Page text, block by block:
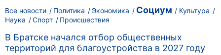
Все новости Политика Экономика Социум
Культура
Наука
Спорт Происшествия
В Братске начался отбор общественных
территорий для благоустройства в 2027 году